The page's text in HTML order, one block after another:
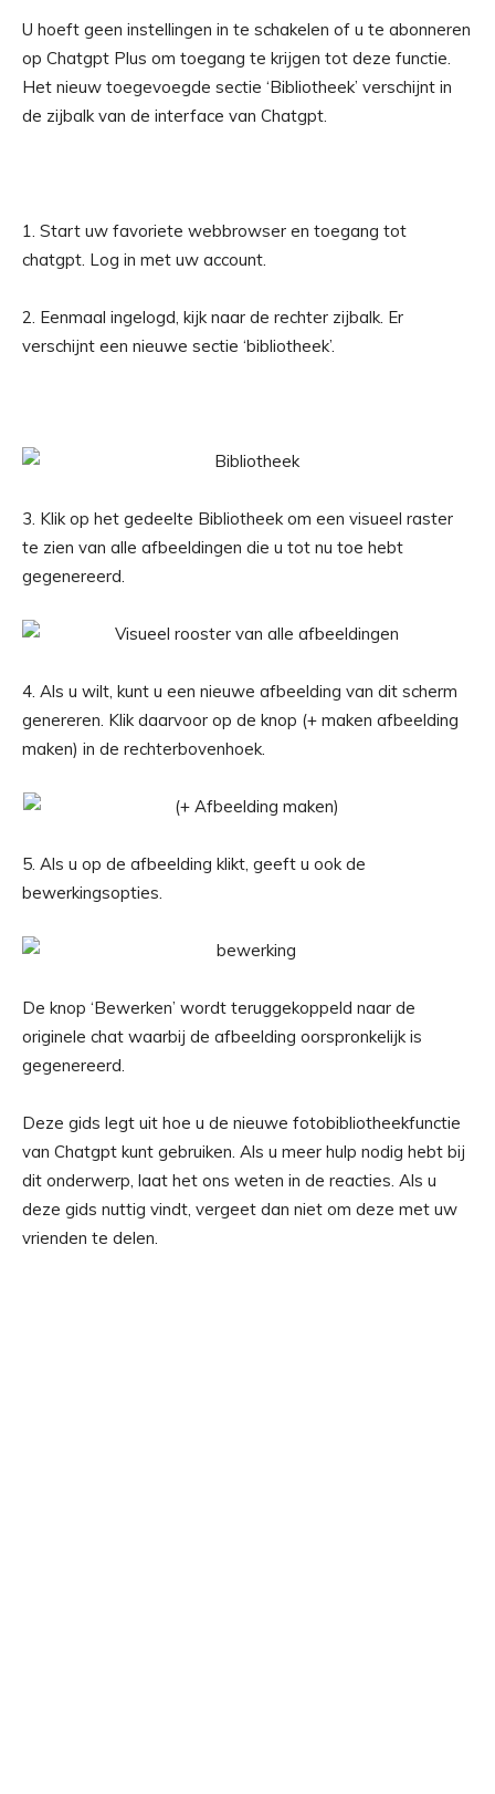
U hoeft geen instellingen in te schakelen of u te abonneren
op Chatgpt Plus om toegang te krijgen tot deze functie.
Het nieuw toegevoegde sectie ‘Bibliotheek’ verschijnt in
de zijbalk van de interface van Chatgpt.
1. Start uw favoriete webbrowser en toegang tot
chatgpt. Log in met uw account.
2. Eenmaal ingelogd, kijk naar de rechter zijbalk. Er
verschijnt een nieuwe sectie ‘bibliotheek’.
3. Klik op het gedeelte Bibliotheek om een ​​visueel raster
te zien van alle afbeeldingen die u tot nu toe hebt
gegenereerd.
4. Als u wilt, kunt u een nieuwe afbeelding van dit scherm
genereren. Klik daarvoor op de knop (+ maken afbeelding
maken) in de rechterbovenhoek.
5. Als u op de afbeelding klikt, geeft u ook de
bewerkingsopties.
De knop ‘Bewerken’ wordt teruggekoppeld naar de
originele chat waarbij de afbeelding oorspronkelijk is
gegenereerd.
Deze gids legt uit hoe u de nieuwe fotobibliotheekfunctie
van Chatgpt kunt gebruiken. Als u meer hulp nodig hebt bij
dit onderwerp, laat het ons weten in de reacties. Als u
deze gids nuttig vindt, vergeet dan niet om deze met uw
vrienden te delen.